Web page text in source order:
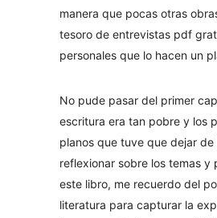
manera que pocas otras
tesoro de entrevistas pdf
personales que lo hacen un
No pude pasar del primer
escritura era tan pobre y los
planos que tuve que dejar de
reflexionar sobre los temas y
este libro, me recuerdo del
literatura para capturar la